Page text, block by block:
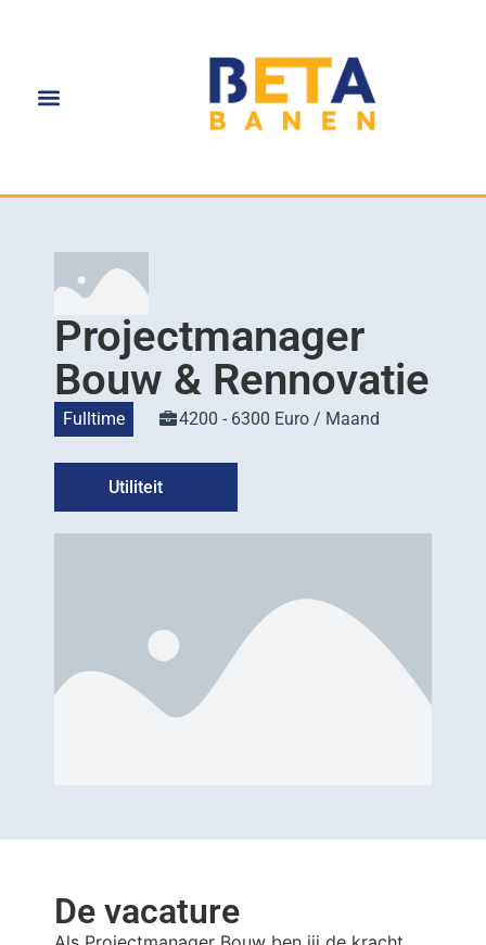
Projectmanager
Bouw & Rennovatie
Fulltime 4200 - 6300 Euro / Maand
Utiliteit
De vacature